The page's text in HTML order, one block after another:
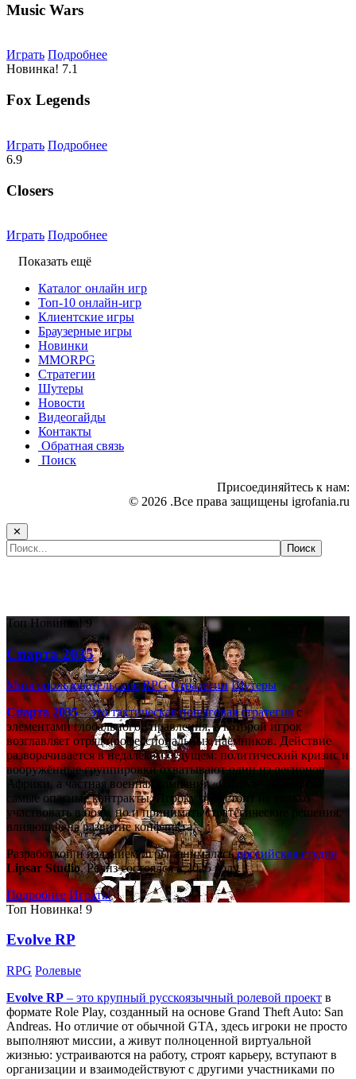
Music Wars
Играть Подробнее
Новинка! 7.1
Fox Legends
Играть Подробнее
6.9
Closers
Играть Подробнее
Показать ещё
Каталог онлайн игр
Топ-10 онлайн-игр
Клиентские игры
Браузерные игры
Новинки
MMORPG
Стратегии
Шутеры
Новости
Видеогайды
Контакты
Обратная связь
Поиск
Присоединяйтесь к нам:
© 2026 .Все права защищены igrofania.ru
✕
Топ Новинка! 9
Спарта 2035
Многопользовательские RPG Стратегии Шутеры
Спарта 2035– это тактическаяпошаговая стратегияс
элементами глобального управления, в которой игрок
возглавляет отряд профессиональных наёмников. Действие
разворачивается в недалёком будущем: политический кризис и
вооружённые группировки охватывают один из регионов
Африки, а частная военная компания «Спарта» берётся за
самые опасные контракты. Игроку предстоит не только
участвовать в боях, но и принимать стратегические решения,
влияющие на развитие конфликта.
Разработкой и изданием игры занималасьроссийская студия
Lipsar Studio. Релиз состоялся в 2025 году.
Подробнее Играть!
Топ Новинка! 9
Evolve RP
RPG Ролевые
Evolve RP – это крупный русскоязычный ролевой проект в
формате Role Play, созданный на основе Grand Theft Auto: San
Andreas. Но отличие от обычной GTA, здесь игроки не просто
выполняют миссии, а живут полноценной виртуальной
жизнью: устраиваются на работу, строят карьеру, вступают в
организации и взаимодействуют с другими участниками по